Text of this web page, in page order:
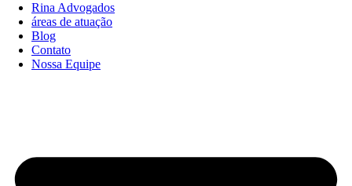
Rina Advogados
áreas de atuação
Blog
Contato
Nossa Equipe